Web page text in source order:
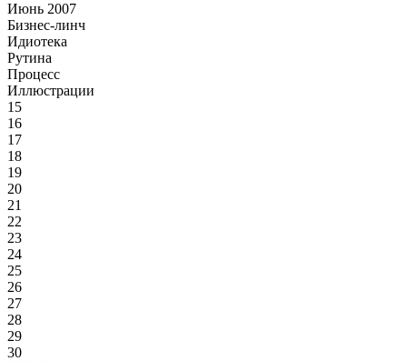
Июнь 2007
Бизнес-линч
Идиотека
Рутина
Процесс
Иллюстрации
15
16
17
18
19
20
21
22
23
24
25
26
27
28
29
30